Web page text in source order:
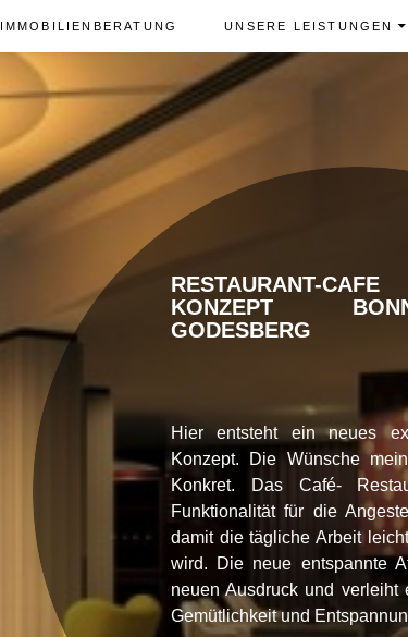
IMMOBILIENBERATUNG UNSERE LEISTUNGEN
RESTAURANT-
KONZEPT
GODESBERG
Hier entsteht ein neues
Konzept. Die Wünsche
Konkret. Das Café-
Funktionalität für die
damit die tägliche Arbeit
wird. Die neue entspannte
neuen Ausdruck und verleiht
Gemütlichkeit und